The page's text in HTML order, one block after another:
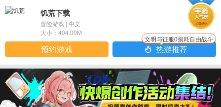
饥荒下载
冒险游戏 | 中文
大小： 404.00M
预约游戏 热游推荐
文明与征服0损耗自由战斗